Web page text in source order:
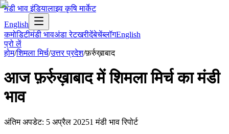
मंडी भाव इंडियालाइव कृषि मार्केट
English
कमोडिटीमंडी भावअंडा रेटखरीदेंबेचेंब्लॉगEnglish
प्रो लें
होम/शिमला मिर्च/उत्तर प्रदेश/फ़र्रुख़ाबाद
आजफ़र्रुख़ाबादमेंशिमला मिर्चका मंडी
भाव
अंतिम अपडेट: 5 अप्रैल 20251 मंडी भाव रिपोर्ट